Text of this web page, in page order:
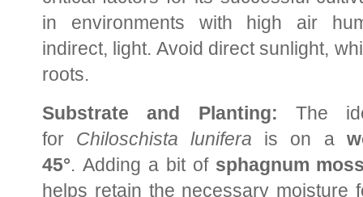
in environments with high air
indirect, light. Avoid direct sunlight,
roots.
Substrate and Planting: The
for Chiloschista lunifera is on a
45°. Adding a bit of sphagnum
helps retain the necessary moisture